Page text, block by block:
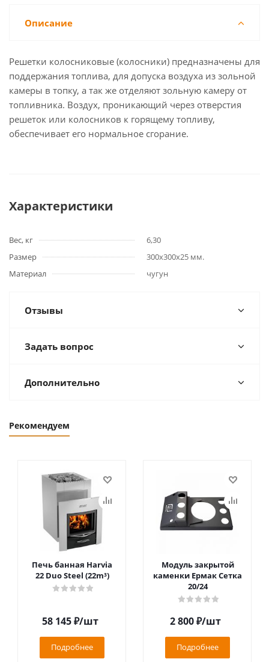
Описание
Решетки колосниковые (колосники) предназначены для
поддержания топлива, для допуска воздуха из зольной
камеры в топку, а так же отделяют зольную камеру от
топливника. Воздух, проникающий через отверстия
решеток или колосников к горящему топливу,
обеспечивает его нормальное сгорание.
Характеристики
Вес, кг
6,30
Размер
300х300х25 мм.
Материал
чугун
Отзывы
Задать вопрос
Дополнительно
Рекомендуем
Печь банная Harvia
22 Duo Steel (22m³)
58 145₽/шт
Подробнее
Модуль закрытой
каменки Ермак Сетка
20/24
2 800₽/шт
Подробнее